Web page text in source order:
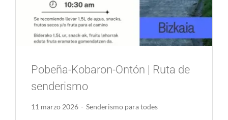
Pobeña-Kobaron-Ontón | Ruta de
senderismo
11 marzo 2026 - Senderismo para todes